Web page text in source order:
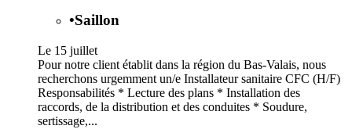
•Saillon
Le 15 juillet
Pour notre client établit dans la région du Bas-Valais, nous
recherchons urgemment un/e Installateur sanitaire CFC (H/F)
Responsabilités * Lecture des plans * Installation des
raccords, de la distribution et des conduites * Soudure,
sertissage,...